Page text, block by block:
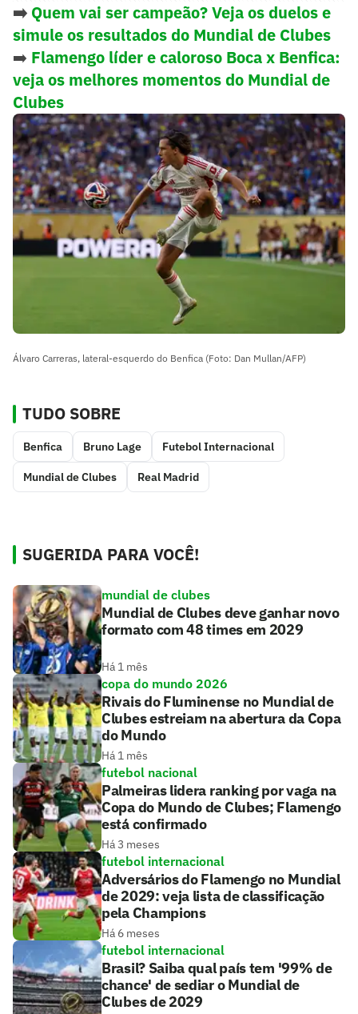
➡️ Quem vai ser campeão? Veja os duelos e
simule os resultados do Mundial de Clubes
➡️ Flamengo líder e caloroso Boca x Benfica:
veja os melhores momentos do Mundial de
Clubes
Álvaro Carreras, lateral-esquerdo do Benfica (Foto: Dan Mullan/AFP)
TUDO SOBRE
Benfica Bruno Lage Futebol Internacional
Mundial de Clubes Real Madrid
SUGERIDA PARA VOCÊ!
mundial de clubes
Mundial de Clubes deve ganhar novo
formato com 48 times em 2029
Há 1 mês
copa do mundo 2026
Rivais do Fluminense no Mundial de
Clubes estreiam na abertura da Copa
do Mundo
Há 1 mês
futebol nacional
Palmeiras lidera ranking por vaga na
Copa do Mundo de Clubes; Flamengo
está confirmado
Há 3 meses
futebol internacional
Adversários do Flamengo no Mundial
de 2029: veja lista de classificação
pela Champions
Há 6 meses
futebol internacional
Brasil? Saiba qual país tem '99% de
chance' de sediar o Mundial de
Clubes de 2029